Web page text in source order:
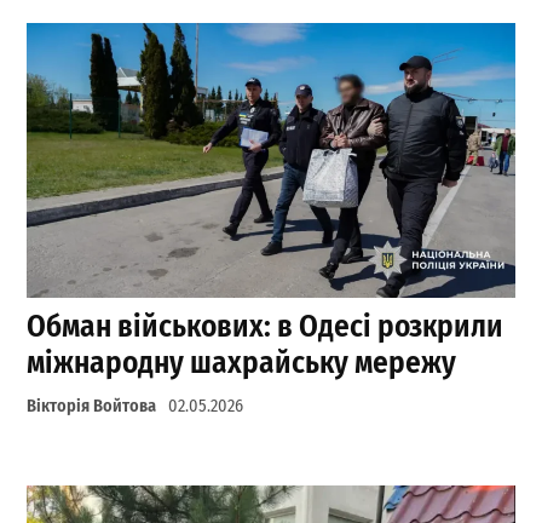
Обман військових: в Одесі розкрили
міжнародну шахрайську мережу
Вікторія Войтова 02.05.2026